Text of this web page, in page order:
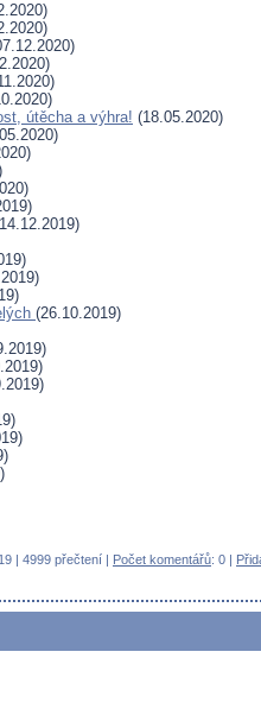
útěcha a výhra! (18.05.2020)
(26.10.2019)
| 4999 přečtení | Počet komentářů: 0 |